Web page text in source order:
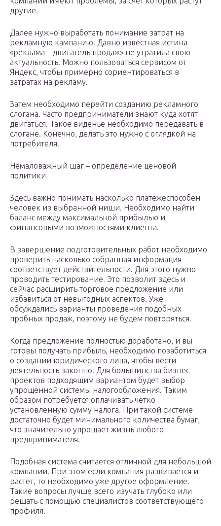
другие.
Далее нужно выработать понимание затрат на
рекламную кампанию. Давно известная истина
«реклама – двигатель продаж» не утратила свою
актуальность. Можно пользоваться сервисом от
Яндекс, чтобы примерно сориентироваться в
затратах на рекламу.
Затем необходимо перейти созданию рекламного
слогана. Часто предприниматели знают куда хотят
двигаться. Такое виденье необходимо передавать в
слогане. Конечно, делать это нужно с оглядкой на
потребителя.
Немаловажный шаг – определение ценовой
политики
Здесь важно понимать насколько платежеспособен
человек из выбранной ниши. Необходимо найти
баланс между максимальной прибылью и
финансовыми возможностями клиента.
В завершение подготовительных работ необходимо
проверить насколько собранная информация
соответствует действительности. Для этого нужно
проводить тестирование. Это позволит здесь и
сейчас расширить торговое предложение или
избавиться от невыгодных аспектов. Уже
обсуждались варианты проведения подобных
пробных продаж, поэтому не будем повторяться.
Когда предложение полностью доработано, и вы
готовы получать прибыль, необходимо позаботиться
о создании юридического лица, чтобы вести
деятельность законно. Для большинства бизнес-
проектов подходящим вариантом будет выбор
упрощенной системы налогообложения. Таким
образом потребуется оплачивать четко
установленную сумму налога. При такой системе
достаточно будет минимального количества бумаг,
что значительно упрощает жизнь любого
предпринимателя.
Подобная система считается отличной для небольшой
компании. При этом если компания развивается и
растет, то необходимо уже другое оформление.
Такие вопросы лучше всего изучать глубоко или
решать с помощью специалистов соответствующего
профиля.